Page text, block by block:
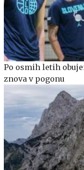
Po osmih letih
znova v pogonu